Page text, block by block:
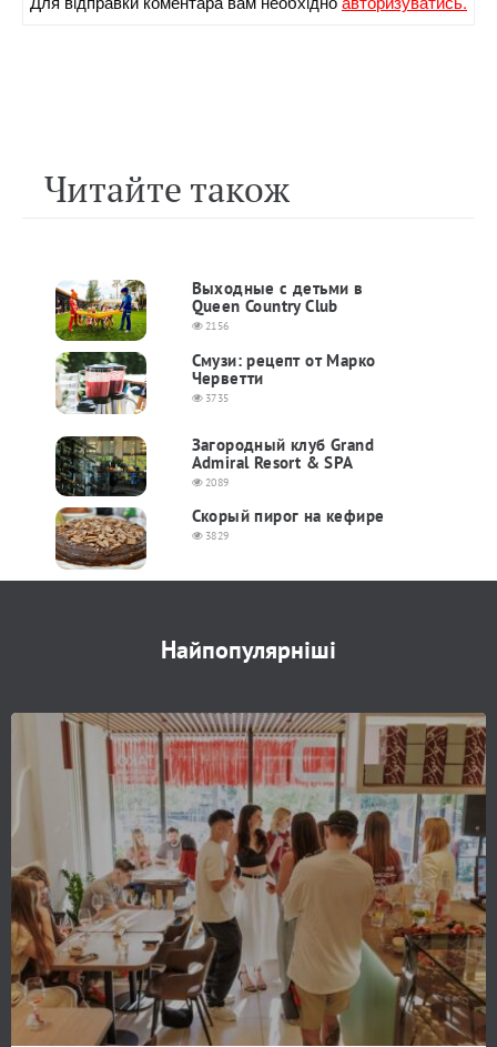
Читайте також
Выходные с детьми в
Queen Country Club
2156
Смузи: рецепт от Марко
Черветти
3735
Загородный клуб Grand
Admiral Resort & SPA
2089
Скорый пирог на кефире
3829
Найпопулярніші